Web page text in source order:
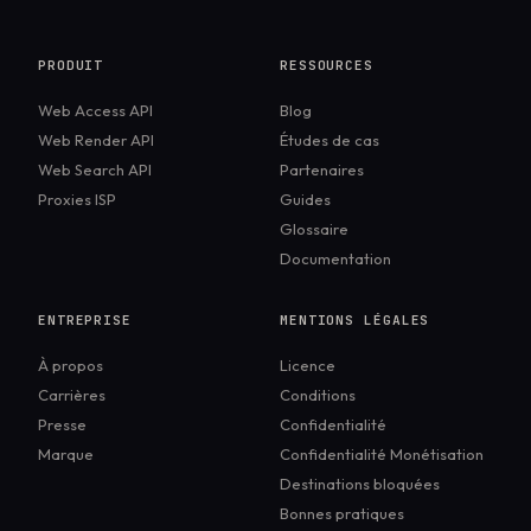
robots d'indexation par défaut. Pour les
agents de production, ce contrôle fait la
PRODUIT
Web Access API
Web Render API
Web Search API
Proxies ISP
RESSOURCES
Blog
Études de cas
Partenaires
Guides
Glossaire
Documentation
ENTREPRISE
À propos
Carrières
Presse
Marque
MENTIONS LÉGALES
Licence
Conditions
Confidentialité
Confidentialité Monétisation
Destinations bloquées
Bonnes pratiques